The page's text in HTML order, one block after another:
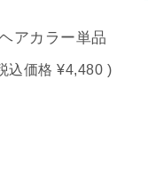
アカラー単品
込価格 ¥4,480 )